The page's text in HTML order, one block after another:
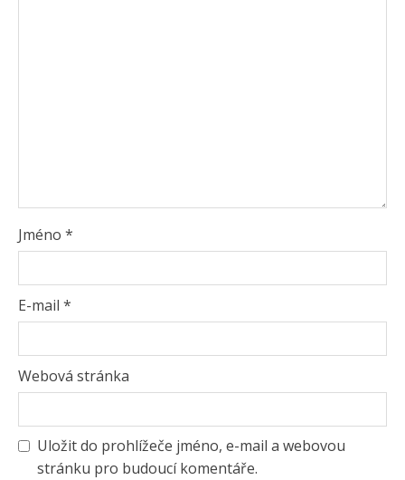
Jméno *
E-mail *
Webová stránka
Uložit do prohlížeče jméno, e-mail a webovou
stránku pro budoucí komentáře.